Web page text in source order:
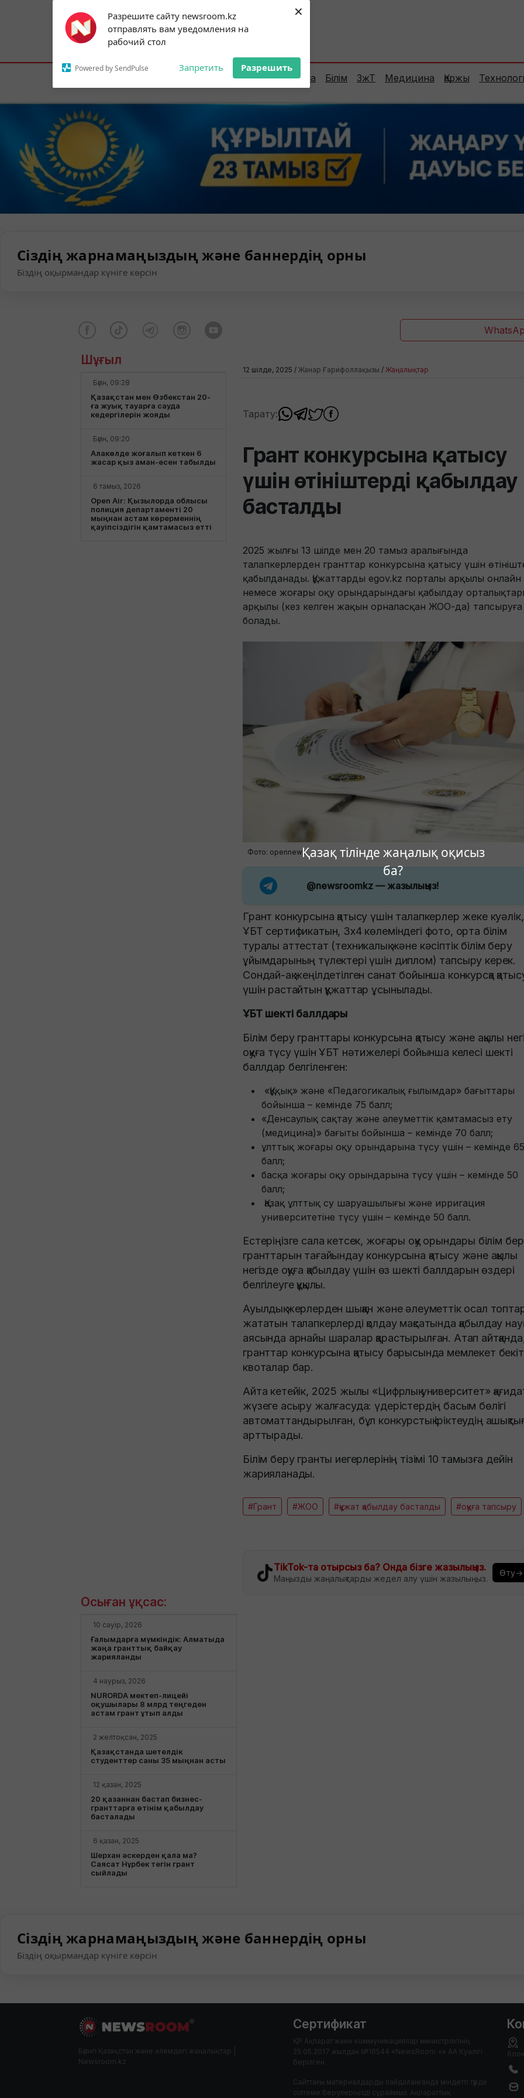
Разрешите сайту newsroom.kz
отправлять вам уведомления на
рабочий стол
Powered by SendPulse Запретить Разрешить
×
Қазақ тілінде жаңалық оқисыз
ба?
Subscribe to our
notifications!
To enable permission prompts, click on
the notification icon
Астана:25°C Алматы:31°C Шымкент:
Елорда Сараптама Білім ЗжТ Медицина Қаржы
Сіздің жарнамаңыздың және баннердің орны
Біздің оқырмандар күніге көрсін
Шұғыл
Бүгін, 09:28
Қазақстан мен Өзбекстан 20-
ға жуық тауарға сауда
кедергілерін жояды
Бүгін, 09:20
Алакөлде жоғалып кеткен 6
жасар қыз аман-есен табылды
6 тамыз, 2026
Open Air: Қызылорда облысы
полиция департаменті 20
мыңнан астам көрерменнің
қауіпсіздігін қамтамасыз етті
12 шілде, 2025 / Жанар Ғарифоллақызы / Жаңалықтар
Тарату:
Грант конкурсына қатысу
үшін өтініштерді қабылдау
басталды
2025 жылғы 13 шілде мен 20 тамыз аралығында
талапкерлерден гранттар конкурсына қатысу үшін
қабылданады. Құжаттарды egov.kz порталы арқылы онлайн
немесе жоғары оқу орындарындағы қабылдау
арқылы (кез келген жақын орналасқан ЖОО-да) тапсыруға
болады.
Фото: opennews
@newsroomkz— жазылыңыз!
Грант конкурсына қатысу үшін талапкерлер жеке куәлік,
ҰБТ сертификатын, 3х4 көлеміндегі фото, орта білім
туралы аттестат (техникалық және кәсіптік білім беру
ұйымдарының түлектері үшін диплом) тапсыру керек.
Сондай-ақ жеңілдетілген санат бойынша конкурсқа
үшін растайтын құжаттар ұсынылады.
ҰБТ шекті баллдары
Білім беру гранттары конкурсына қатысу және ақылы
оқуға түсу үшін ҰБТ нәтижелері бойынша келесі шекті
баллдар белгіленген:
«Құқық» және «Педагогикалық ғылымдар» бағыттары
бойынша – кемінде 75 балл;
«Денсаулық сақтау және әлеуметтік қамтамасыз ету
(медицина)» бағыты бойынша – кемінде 70 балл;
ұлттық жоғары оқу орындарына түсу үшін – кемінде 65
балл;
басқа жоғары оқу орындарына түсу үшін – кемінде 50
балл;
Қазақ ұлттық су шаруашылығы және ирригация
университетіне түсу үшін – кемінде 50 балл.
Естеріңізге сала кетсек, жоғары оқу орындары білім
гранттарын тағайындау конкурсына қатысу және ақылы
негізде оқуға қабылдау үшін өз шекті баллдарын өздері
белгілеуге құқылы.
Ауылдық жерлерден шыққан және әлеуметтік осал
жататын талапкерлерді қолдау мақсатында қабылдау
аясында арнайы шаралар қарастырылған. Атап
гранттар конкурсына қатысу барысында мемлекет
квоталар бар.
Айта кетейік, 2025 жылы «Цифрлық университет»
жүзеге асыру жалғасуда: үдерістердің басым бөлігі
автоматтандырылған, бұл конкурстық іріктеудің
арттырады.
Білім беру гранты иегерлерінің тізімі 10 тамызға дейін
жарияланады.
#Грант #ЖОО #құжат қабылдау басталды #оқуға тапсыру
TikTok-та отырсыз ба? Онда бізге жазылыңыз.
Маңызды жаңалықтарды жедел алу үшін жазылыңыз.
Өту→
Осыған ұқсас:
10 сәуір, 2026
Ғалымдарға мүмкіндік: Алматыда
жаңа гранттық байқау
жарияланды
4 наурыз, 2026
NURORDA мектеп-лицейі
оқушылары 8 млрд теңгеден
астам грант ұтып алды
2 желтоқсан, 2025
Қазақстанда шетелдік
студенттер саны 35 мыңнан асты
12 қазан, 2025
20 қазаннан бастап бизнес-
гранттарға өтінім қабылдау
басталады
6 қазан, 2025
Шерхан әскерден қала ма?
Саясат Нұрбек тегін грант
сыйлады
Сіздің жарнамаңыздың және баннердің орны
Біздің оқырмандар күніге көрсін
Бүгінгі Қазақстан және әлемдегі жаңалықтар |
Newsroom.kz
Сертификат
ҚР Ақпарат және коммуникациялар министрлігінің
25.05.2017 жылдан №16544 «NewsRoom +» АА Куәлігі
берілген.
Сайттағы материалдарды пайдаланғанда міндетті түрде
сілтеме берулеріңізді сұраймыз. Ақпараттық